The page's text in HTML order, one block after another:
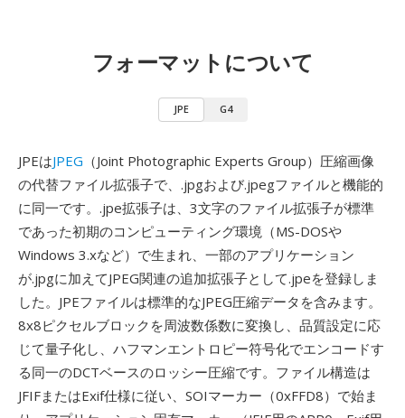
フォーマットについて
JPE G4
JPEはJPEG （Joint Photographic Experts Group）圧縮画像
の代替ファイル拡張子で、.jpgおよび.jpegファイルと機能的
に同一です。.jpe拡張子は、3文字のファイル拡張子が標準
であった初期のコンピューティング環境（MS-DOSや
Windows 3.xなど）で生まれ、一部のアプリケーション
が.jpgに加えてJPEG関連の追加拡張子として.jpeを登録しま
した。JPEファイルは標準的なJPEG圧縮データを含みます。
8x8ピクセルブロックを周波数係数に変換し、品質設定に応
じて量子化し、ハフマンエントロピー符号化でエンコードす
る同一のDCTベースのロッシー圧縮です。ファイル構造は
JFIFまたはExif仕様に従い、SOIマーカー（0xFFD8）で始ま